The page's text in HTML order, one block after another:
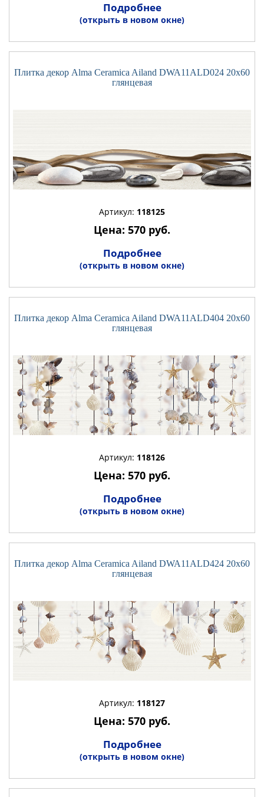
Подробнее
(открыть в новом окне)
Плитка декор Alma Ceramica Ailand DWA11ALD024 20x60
глянцевая
Артикул: 118125
Цена: 570 руб.
Подробнее
(открыть в новом окне)
Плитка декор Alma Ceramica Ailand DWA11ALD404 20x60
глянцевая
Артикул: 118126
Цена: 570 руб.
Подробнее
(открыть в новом окне)
Плитка декор Alma Ceramica Ailand DWA11ALD424 20x60
глянцевая
Артикул: 118127
Цена: 570 руб.
Подробнее
(открыть в новом окне)